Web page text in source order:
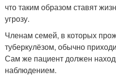
что таким образом ставят
угрозу.
Членам семей, в которых
туберкулёзом, обычно
Сам же пациент должен
наблюдением.